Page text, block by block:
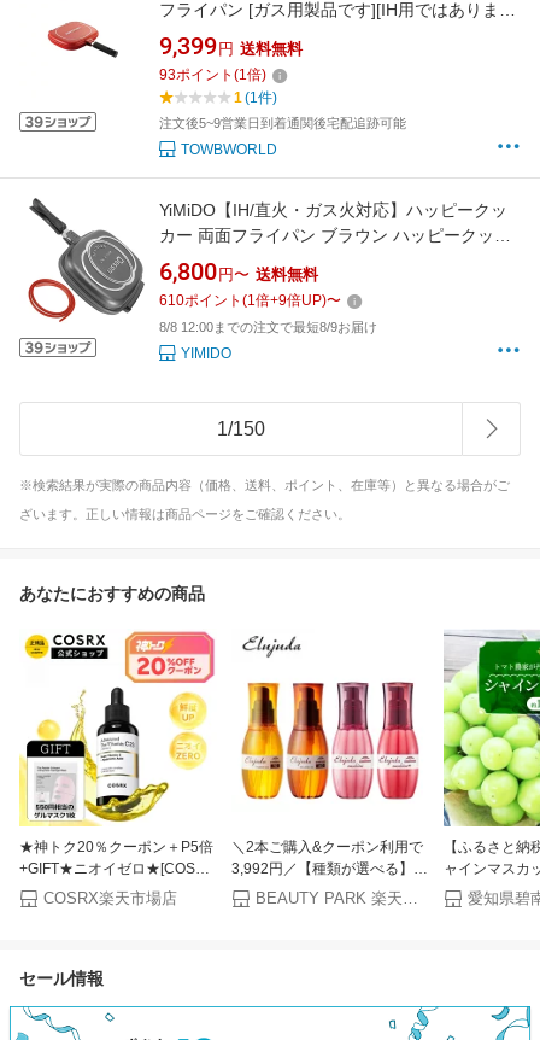
フライパン [ガス用製品です][IH用ではありませ
ん。]
9,399 円 送料無料
93ポイント (1倍)
1(1件)
注文後5~9営業日到着通関後宅配追跡可能
TOWBWORLD
YiMiDO【IH/直火・ガス火対応】ハッピークッ
カー 両面フライパン ブラウン ハッピークッカ
ーグルメパン 両面焼きフライパン 魚焼きグリ
ル レギュラー ハンバーグ ステーキ フライパン
キッチングッズ キッチン用品 プレゼント 新生
活 ガス火
6,800 円〜 送料無料
610ポイント (1倍+9倍UP)〜
8/8 12:00までの注文で最短8/9お届け
YIMIDO
1/150
※検索結果が実際の商品内容（価格、送料、ポイント、在庫等）と異なる場合がご
ざいます。正しい情報は商品ページをご確認ください。
あなたにおすすめの商品
★神トク20％クーポン＋P5倍
+GIFT★ニオイゼロ★[COSRX
公式]「RX ザ・ビタミンC23
セラム 2世代 (20g) 単品」 純
香料 高濃度 角栓 トーンアッ
COSRX楽天市場店
＼2本ご購入&クーポン利用で
3,992円／【種類が選べる】ミ
ルボン エルジューダ エマルジ
ョン+/エマルジョン/MO/FO ト
アウトバストリートメント 送
BEAUTY PARK 楽天市場店
【ふるさと納
ャインマスカ
高評価☆4.9
どう マスカッ
愛知県碧
セール情報